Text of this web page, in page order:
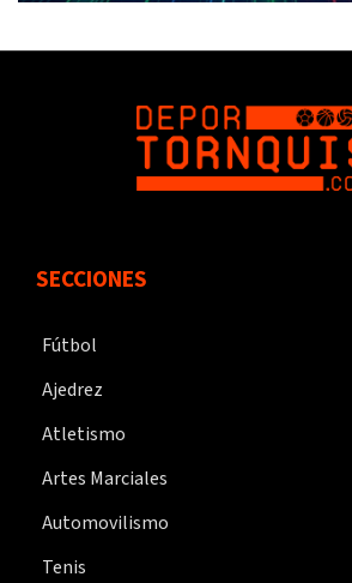
SECCIONES
Fútbol
Ajedrez
Atletismo
Artes Marciales
Automovilismo
Tenis